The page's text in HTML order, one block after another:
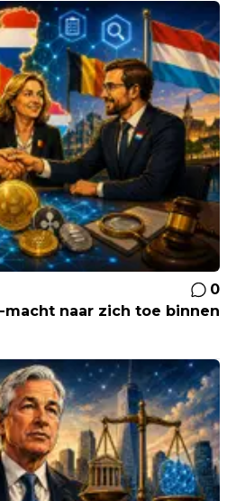
0
naar zich toe binnen